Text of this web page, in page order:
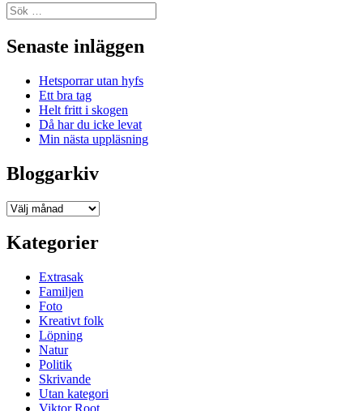
Sök
efter:
Senaste inläggen
Hetsporrar utan hyfs
Ett bra tag
Helt fritt i skogen
Då har du icke levat
Min nästa uppläsning
Bloggarkiv
Bloggarkiv
Kategorier
Extrasak
Familjen
Foto
Kreativt folk
Löpning
Natur
Politik
Skrivande
Utan kategori